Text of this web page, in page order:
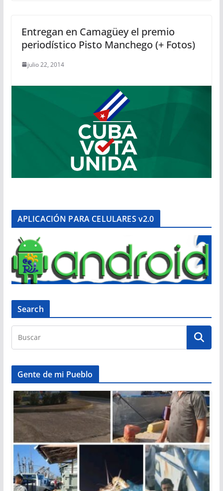
Entregan en Camagüey el premio
periodístico Pisto Manchego (+ Fotos)
julio 22, 2014
APLICACIÓN PARA CELULARES v2.0
Search
Gente de mi Pueblo